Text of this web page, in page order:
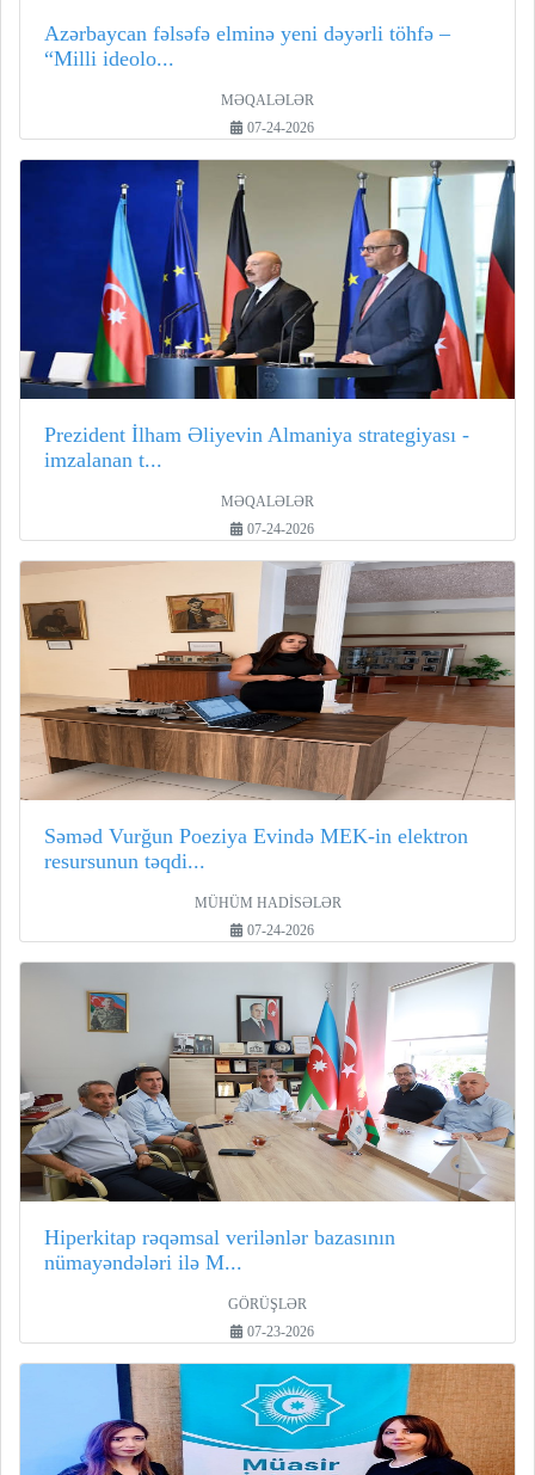
Azərbaycan fəlsəfə elminə yeni dəyərli töhfə –
“Milli ideolo...
MƏQALƏLƏR
07-24-2026
Prezident İlham Əliyevin Almaniya strategiyası -
imzalanan t...
MƏQALƏLƏR
07-24-2026
Səməd Vurğun Poeziya Evində MEK-in elektron
resursunun təqdi...
MÜHÜM HADİSƏLƏR
07-24-2026
Hiperkitap rəqəmsal verilənlər bazasının
nümayəndələri ilə M...
GÖRÜŞLƏR
07-23-2026